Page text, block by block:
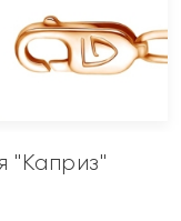
"Каприз"